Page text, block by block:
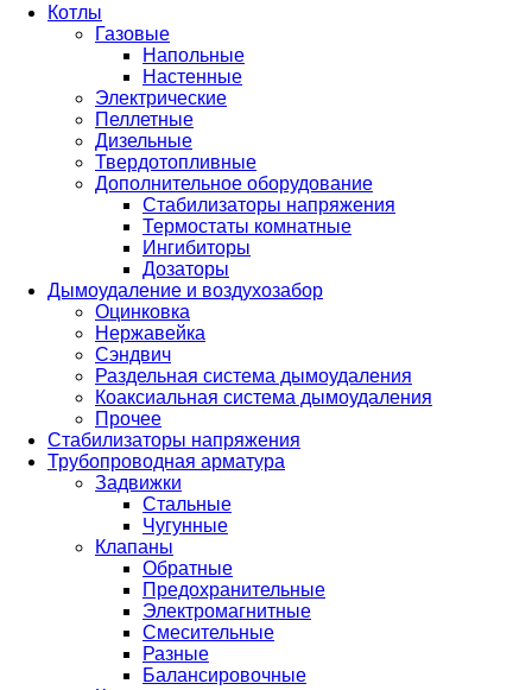
Котлы
Газовые
Напольные
Настенные
Электрические
Пеллетные
Дизельные
Твердотопливные
Дополнительное оборудование
Стабилизаторы напряжения
Термостаты комнатные
Ингибиторы
Дозаторы
Дымоудаление и воздухозабор
Оцинковка
Нержавейка
Сэндвич
Раздельная система дымоудаления
Коаксиальная система дымоудаления
Прочее
Стабилизаторы напряжения
Трубопроводная арматура
Задвижки
Стальные
Чугунные
Клапаны
Обратные
Предохранительные
Электромагнитные
Смесительные
Разные
Балансировочные